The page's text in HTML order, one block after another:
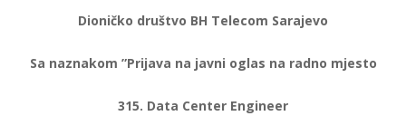
Dioničko društvo BH Telecom Sarajevo
Sa naznakom ”Prijava na javni oglas na radno mjesto
315. Data Center Engineer